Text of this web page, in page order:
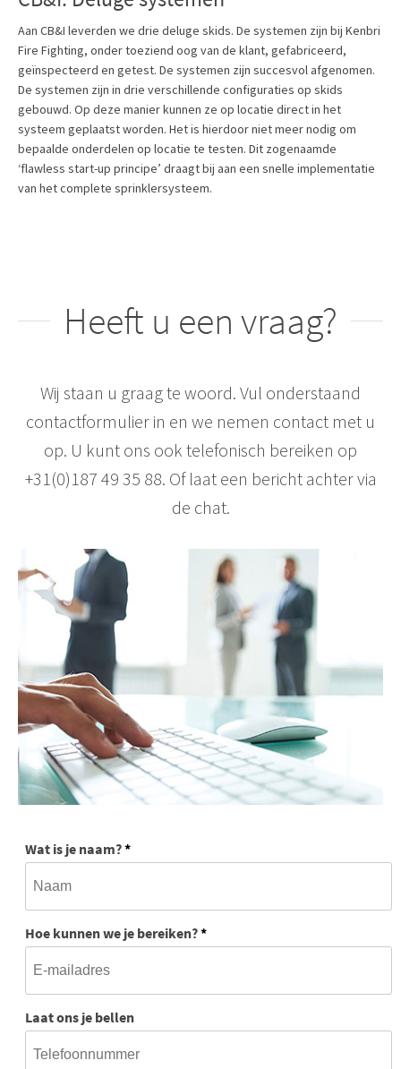
Aan CB&I leverden we drie deluge skids. De systemen zijn bij Kenbri
Fire Fighting, onder toeziend oog van de klant, gefabriceerd,
geïnspecteerd en getest. De systemen zijn succesvol afgenomen.
De systemen zijn in drie verschillende configuraties op skids
gebouwd. Op deze manier kunnen ze op locatie direct in het
systeem geplaatst worden. Het is hierdoor niet meer nodig om
bepaalde onderdelen op locatie te testen. Dit zogenaamde
‘flawless start-up principe’ draagt bij aan een snelle implementatie
van het complete sprinklersysteem.
Heeft u een vraag?
Wij staan u graag te woord. Vul onderstaand
contactformulier in en we nemen contact met u
op. U kunt ons ook telefonisch bereiken op
+31(0)187 49 35 88. Of laat een bericht achter via
de chat.
Wat is je naam?*
Hoe kunnen we je bereiken?*
Laat ons je bellen